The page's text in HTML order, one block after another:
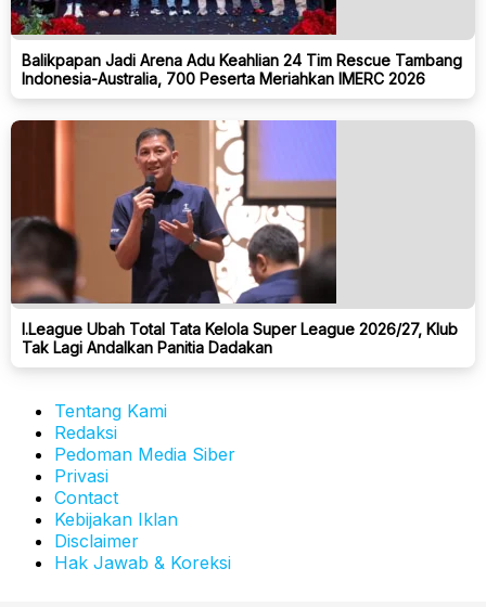
Balikpapan Jadi Arena Adu Keahlian 24 Tim Rescue Tambang
Indonesia-Australia, 700 Peserta Meriahkan IMERC 2026
I.League Ubah Total Tata Kelola Super League 2026/27, Klub
Tak Lagi Andalkan Panitia Dadakan
Tentang Kami
Redaksi
Pedoman Media Siber
Privasi
Contact
Kebijakan Iklan
Disclaimer
Hak Jawab & Koreksi